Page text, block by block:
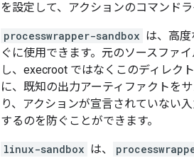
を設定して、アクションのコマンドラ
processwrapper-sandbox は、高
ぐに使用できます。元のソースファ
し、execroot ではなくこのディレク
に、既知の出力アーティファクトを
り、アクションが宣言されていない
するのを防ぐことができます。
linux-sandbox は、